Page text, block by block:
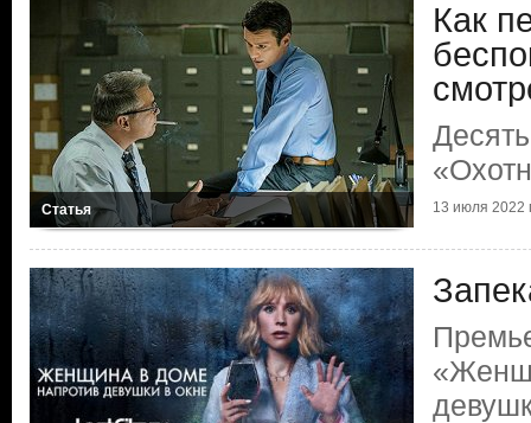
Статья
Как
13 июля 2022